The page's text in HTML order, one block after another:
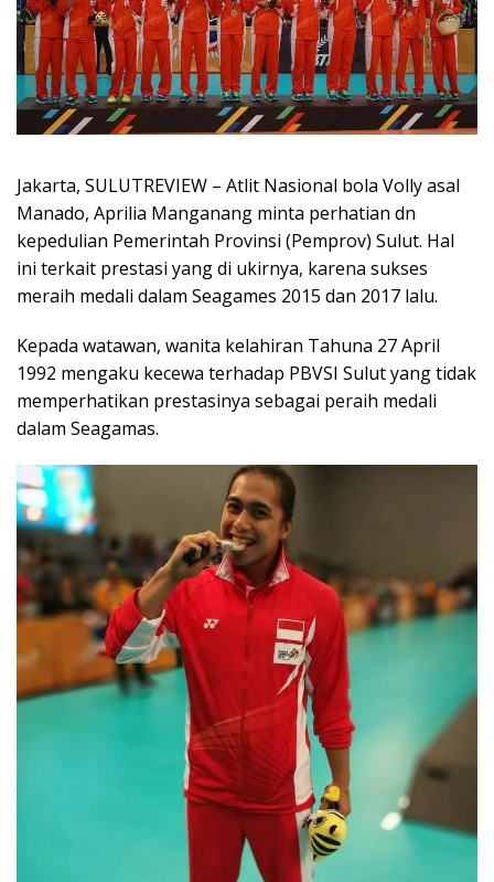
Jakarta, SULUTREVIEW – Atlit Nasional bola Volly asal
Manado, Aprilia Manganang minta perhatian dn
kepedulian Pemerintah Provinsi (Pemprov) Sulut. Hal
ini terkait prestasi yang di ukirnya, karena sukses
meraih medali dalam Seagames 2015 dan 2017 lalu.
Kepada watawan, wanita kelahiran Tahuna 27 April
1992 mengaku kecewa terhadap PBVSI Sulut yang tidak
memperhatikan prestasinya sebagai peraih medali
dalam Seagamas.